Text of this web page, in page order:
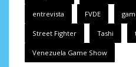
entrevista FVDE
Street Fighter Tashi
Venezuela Game Show